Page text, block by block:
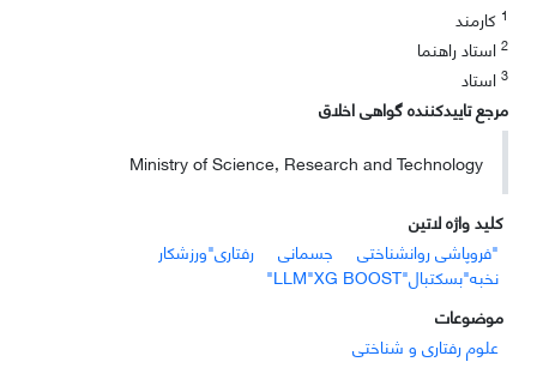
1 کارمند
2 استاد راهنما
3 استاد
مرجع تاییدکننده گواهی اخلاق
Ministry of Science, Research and Technology
کلید واژه لاتین
"فروپاشی روانشناختی
جسمانی
رفتاری"ورزشکار
نخبه"بسکتبال"LLM"XG BOOST"
موضوعات
علوم رفتاری و شناختی